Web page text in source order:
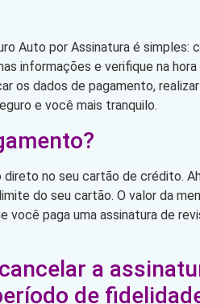
Auto por Assinatura é simples:
informações e verifique na
os dados de pagamento,
e você mais tranquilo.
no seu cartão de crédito.
do seu cartão. O valor da
você paga uma assinatura de
a
de